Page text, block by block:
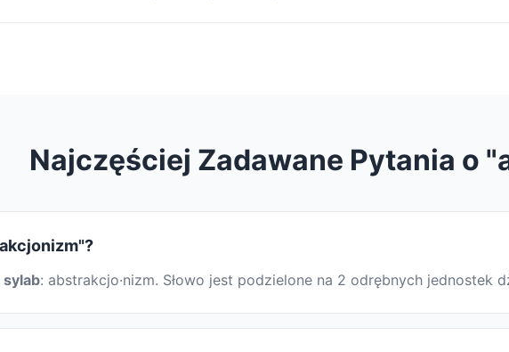
Najczęściej Zadawane Pytania o
sylab: abstrakcjo·nizm. Słowo jest podzielone na 2 odrębnych jednostek